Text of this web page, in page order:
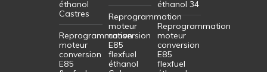
éthanol
Castres
Reprogrammation
moteur
conversion
E85
Reprogrammation
moteur
conversion
E85
flexfuel
éthanol
éthanol 34
Reprogrammation
moteur
conversion
E85
flexfuel